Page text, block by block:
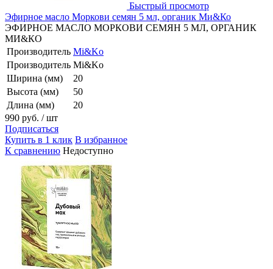
Быстрый просмотр
Эфирное масло Моркови семян 5 мл, органик Ми&Ко
ЭФИРНОЕ МАСЛО МОРКОВИ СЕМЯН 5 МЛ, ОРГАНИК
МИ&КО
Производитель Mi&Ko
Производитель Mi&Ko
Ширина (мм)
20
Высота (мм)
50
Длина (мм)
20
990 руб. / шт
Подписаться
Купить в 1 клик В избранное
К сравнению Недоступно